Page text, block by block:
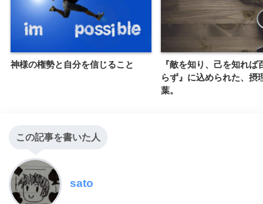
神様の権勢と自分を信じること
『敵を知り、己を知れば
らず』に込められた、摂
葉。
この記事を書いた人
sato